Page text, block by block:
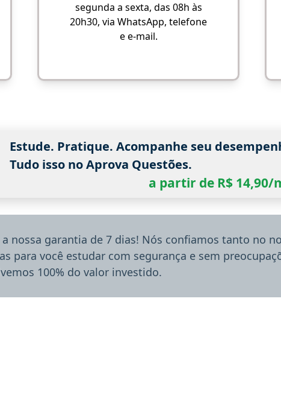
segunda a sexta, das 08h às
20h30, via WhatsApp, telefone
e e-mail.
Estude. Pratique. Acompanhe seu
Tudo isso no Aprova Questões.
a partir de R$ 14,90/
a nossa garantia de 7 dias! Nós confiamos tanto no
para você estudar com segurança e sem
100% do valor investido.